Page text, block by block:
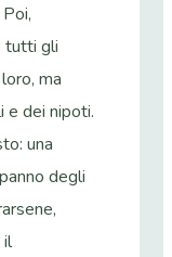
tutti gli
ma
e dei nipoti.
una
degli
il